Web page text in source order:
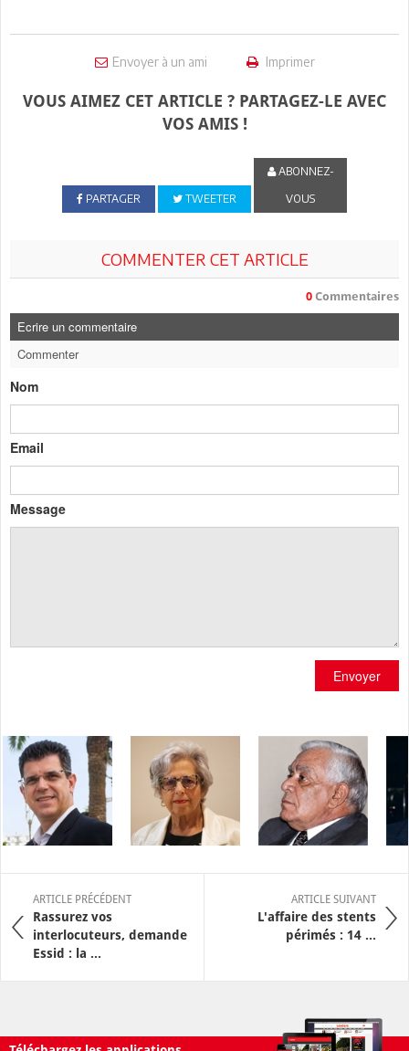
Envoyer à un ami Imprimer
VOUS AIMEZ CET ARTICLE ? PARTAGEZ-LE AVEC
VOS AMIS !
PARTAGER TWEETER
ABONNEZ-
VOUS
COMMENTER CET ARTICLE
0 Commentaires
Ecrire un commentaire
Commenter
Nom
Email
Message
Envoyer
ARTICLE PRÉCÉDENT
Rassurez vos
interlocuteurs, demande
Essid : la ...
ARTICLE SUIVANT
L'affaire des stents
périmés : 14 ...